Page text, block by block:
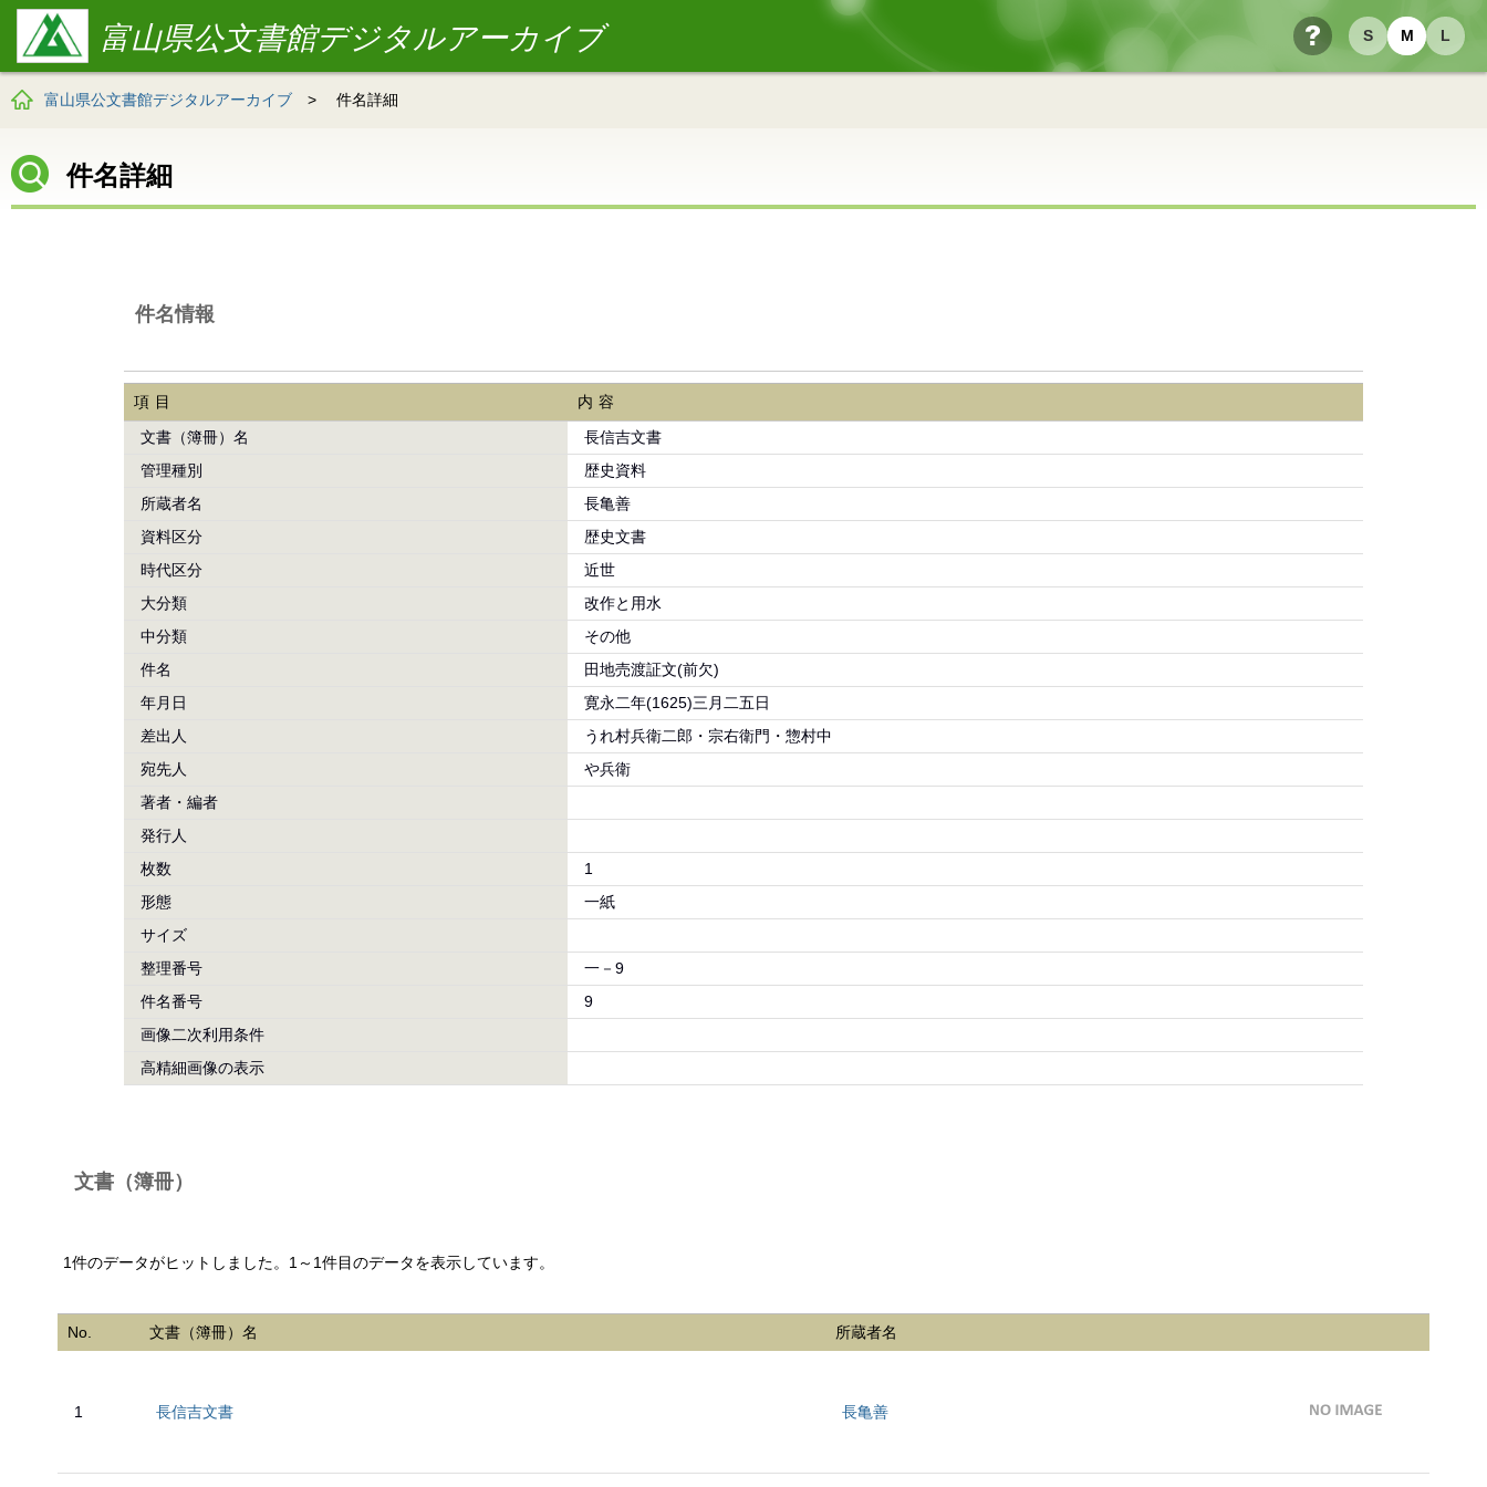
S M L
ヘルプ
富山県公文書館デジタルアーカイブ
富山県公文書館デジタルアーカイブ > 件名詳細
件名詳細
件名情報
項目
内容
文書（簿冊）名
長信吉文書
管理種別
歴史資料
所蔵者名
長亀善
資料区分
歴史文書
時代区分
近世
大分類
改作と用水
中分類
その他
件名
田地売渡証文(前欠)
年月日
寛永二年(1625)三月二五日
差出人
うれ村兵衛二郎・宗右衛門・惣村中
宛先人
や兵衛
著者・編者
発行人
枚数
1
形態
一紙
サイズ
整理番号
一－9
件名番号
9
画像二次利用条件
高精細画像の表示
文書（簿冊）
1件のデータがヒットしました。1～1件目のデータを表示しています。
No. 文書（簿冊）名 所蔵者名
1 長信吉文書 長亀善